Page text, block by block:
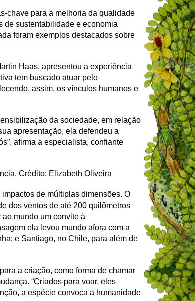
chave para a melhoria da qualidade
de sustentabilidade e economia
foram exemplos destacados sobre
Haas, apresentou a experiência
tem buscado atuar pelo
assim, os vínculos humanos e
da sociedade, em relação
apresentação, ela defendeu a
afirma a especialista, confiante
Crédito: Elizabeth Oliveira
impactos de múltiplas dimensões. O
dos ventos de até 200 quilômetros
mundo um convite à
ela levou mundo afora com a
e Santiago, no Chile, para além de
a criação, como forma de chamar
“Criados para voar, eles
a espécie convoca a humanidade